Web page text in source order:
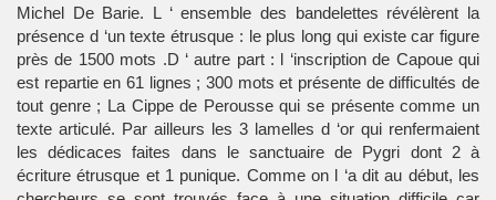
Michel De Barie. L ‘ ensemble des bandelettes révélèrent la
présence d ‘un texte étrusque : le plus long qui existe car figure
près de 1500 mots .D ‘ autre part : l ‘inscription de Capoue qui
est repartie en 61 lignes ; 300 mots et présente de difficultés de
tout genre ; La Cippe de Perousse qui se présente comme un
texte articulé. Par ailleurs les 3 lamelles d ‘or qui renfermaient
les dédicaces faites dans le sanctuaire de Pygri dont 2 à
écriture étrusque et 1 punique. Comme on l ‘a dit au début, les